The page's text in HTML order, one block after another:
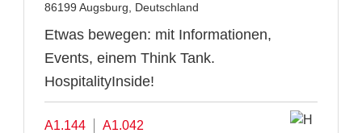
86199 Augsburg, Deutschland
Etwas bewegen: mit Informationen,
Events, einem Think Tank.
HospitalityInside!
A1.144 A1.042